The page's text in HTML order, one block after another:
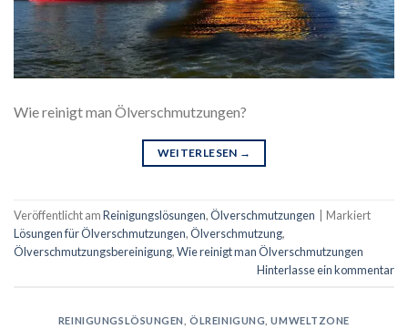
Wie reinigt man Ölverschmutzungen?
WEITERLESEN →
Veröffentlicht amReinigungslösungen,Ölverschmutzungen
Markiert
Lösungen für Ölverschmutzungen,Ölverschmutzung,
Ölverschmutzungsbereinigung,Wie reinigt man Ölverschmutzungen
Hinterlasse ein kommentar
REINIGUNGSLÖSUNGEN ,ÖLREINIGUNG ,UMWELTZONE